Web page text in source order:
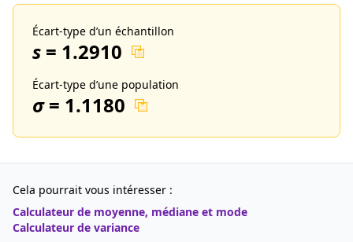
Écart-type d’un échantillon
s = 1.2910
Écart-type d’une population
σ= 1.1180
Cela pourrait vous intéresser :
Calculateur de moyenne, médiane et mode
Calculateur de variance